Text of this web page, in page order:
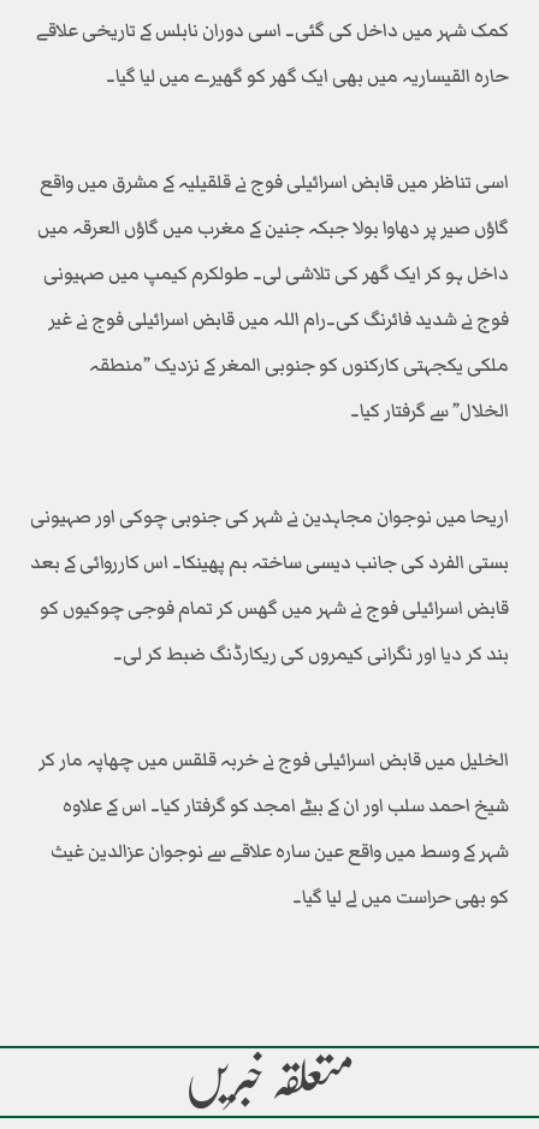
کمک شہر میں داخل کی گئی۔ اسی دوران نابلس کے تاریخی علاقے
حارہ القیساریہ میں بھی ایک گھر کو گھیرے میں لیا گیا۔
اسی تناظر میں قابض اسرائیلی فوج نے قلقیلیہ کے مشرق میں واقع
گاؤں صیر پر دھاوا بولا جبکہ جنین کے مغرب میں گاؤں العرقہ میں
داخل ہو کر ایک گھر کی تلاشی لی۔ طولکرم کیمپ میں صہیونی
فوج نے شدید فائرنگ کی۔رام اللہ میں قابض اسرائیلی فوج نے غیر
ملکی یکجہتی کارکنوں کو جنوبی المغر کے نزدیک ”منطقہ
الخلال” سے گرفتار کیا۔
اریحا میں نوجوان مجاہدین نے شہر کی جنوبی چوکی اور صہیونی
بستی الفرد کی جانب دیسی ساختہ بم پھینکا۔ اس کارروائی کے بعد
قابض اسرائیلی فوج نے شہر میں گھس کر تمام فوجی چوکیوں کو
بند کر دیا اور نگرانی کیمروں کی ریکارڈنگ ضبط کر لی۔
الخلیل میں قابض اسرائیلی فوج نے خربہ قلقس میں چھاپہ مار کر
شیخ احمد سلب اور ان کے بیٹے امجد کو گرفتار کیا۔ اس کے علاوہ
شہر کے وسط میں واقع عین سارہ علاقے سے نوجوان عزالدین غیث
کو بھی حراست میں لے لیا گیا۔
متعلقہ خبریں